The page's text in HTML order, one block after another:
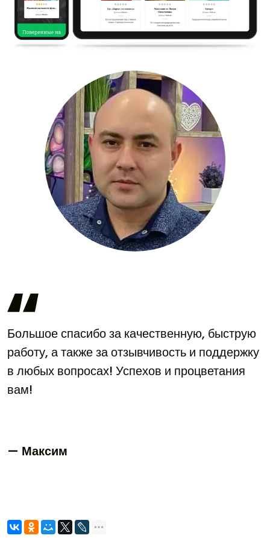
Большое спасибо за качественную, быструю
работу, а также за отзывчивость и поддержку
в любых вопросах! Успехов и процветания
вам!
— Максим